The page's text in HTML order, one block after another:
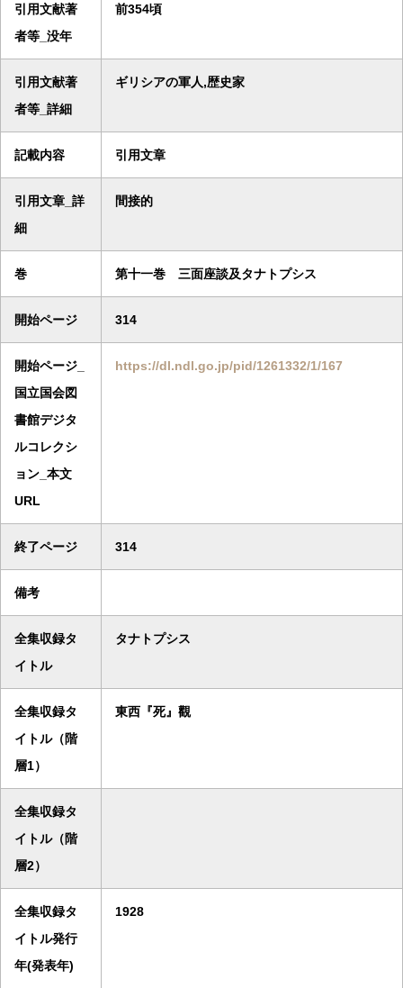
引用文献著
者等_没年
前354頃
引用文献著
者等_詳細
ギリシアの軍人,歴史家
記載内容 引用文章
引用文章_詳
細
間接的
巻 第十一巻 三面座談及タナトプシス
開始ページ 314
開始ページ_
国立国会図
書館デジタ
ルコレクシ
ョン_本文
URL
https://dl.ndl.go.jp/pid/1261332/1/167
終了ページ 314
備考
全集収録タ
イトル
タナトプシス
全集収録タ
イトル（階
層1）
東西『死』觀
全集収録タ
イトル（階
層2）
全集収録タ
イトル発行
年(発表年)
1928